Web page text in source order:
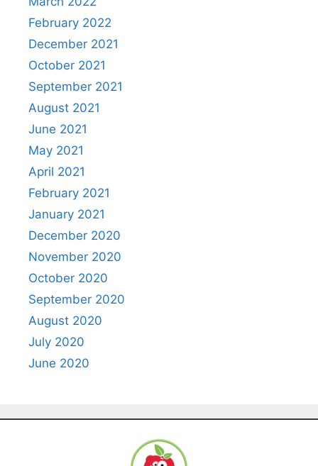
February 2022
December 2021
October 2021
September 2021
August 2021
June 2021
May 2021
April 2021
February 2021
January 2021
December 2020
November 2020
October 2020
September 2020
August 2020
July 2020
June 2020